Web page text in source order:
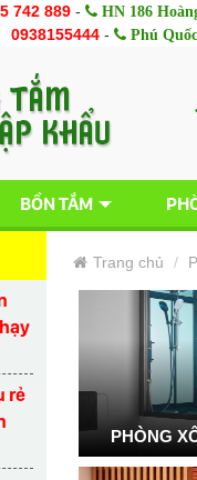
742 889 - HN 186
0938155444- Phú Quốc
BỒN TẮM
rẻ
Trang chủ
PHÒNG